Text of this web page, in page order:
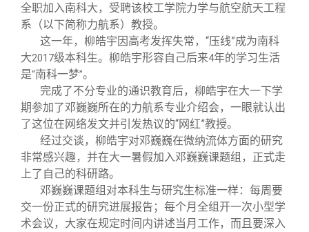
全职加入南科大，受聘该校工学院力学与航空航天工程
系（以下简称力航系）教授。
这一年，柳皓宇因高考发挥失常，“压线”成为南科
大2017级本科生。柳皓宇形容自己后来4年的学习生活
是“南科一梦”。
完成了不分专业的通识教育后，柳皓宇在大一下学
期参加了邓巍巍所在的力航系专业介绍会，一眼就认出
了这位在网络发文并引发热议的“网红”教授。
经过交谈，柳皓宇对邓巍巍在微纳流体方面的研究
非常感兴趣，并在大一暑假加入邓巍巍课题组，正式走
上了自己的科研路。
邓巍巍课题组对本科生与研究生标准一样：每周要
交一份正式的研究进展报告；每个月全组开一次小型学
术会议，大家在规定时间内讲述当月工作，而且要深入